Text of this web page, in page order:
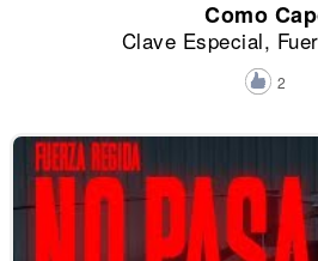
Como
Clave Especial,
2